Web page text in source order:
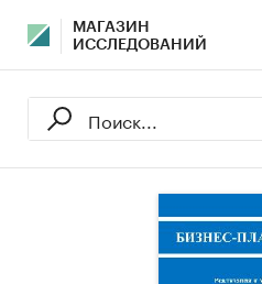
МАГАЗИН
ИССЛЕДОВАНИЙ